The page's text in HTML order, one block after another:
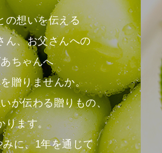
の想いを伝える
ん、お父さんへの
ちゃんへ
贈りませんか。
が伝わる贈りもの、
ります。
に、1年を通じて